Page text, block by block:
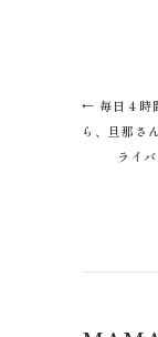
← 毎日４時
ら、旦那さ
ライ